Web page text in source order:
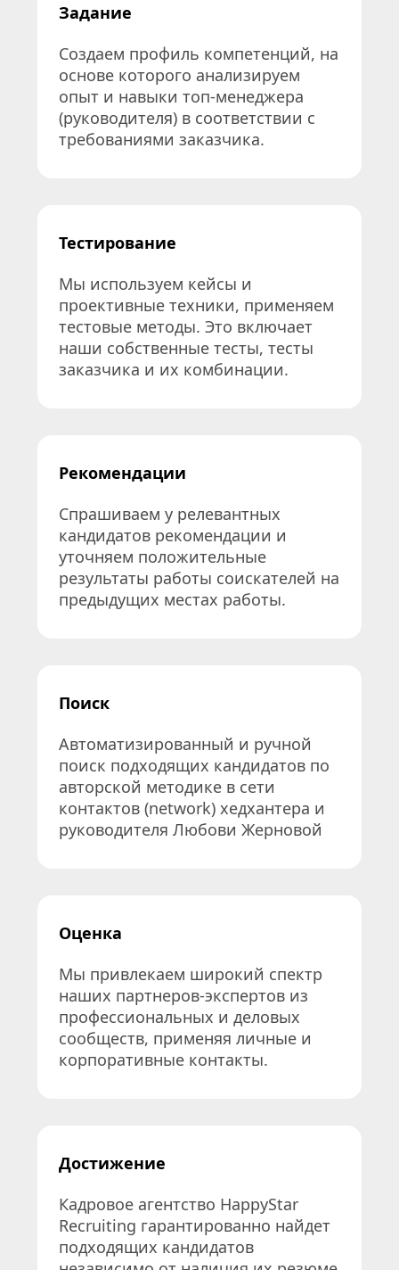
Задание
Создаем профиль компетенций, на
основе которого анализируем
опыт и навыки топ-менеджера
(руководителя) в соответствии с
требованиями заказчика.
Тестирование
Мы используем кейсы и
проективные техники, применяем
тестовые методы. Это включает
наши собственные тесты, тесты
заказчика и их комбинации.
Рекомендации
Спрашиваем у релевантных
кандидатов рекомендации и
уточняем положительные
результаты работы соискателей на
предыдущих местах работы.
Поиск
Автоматизированный и ручной
поиск подходящих кандидатов по
авторской методике в сети
контактов (network) хедхантера и
руководителя Любови Жерновой
Оценка
Мы привлекаем широкий спектр
наших партнеров-экспертов из
профессиональных и деловых
сообществ, применяя личные и
корпоративные контакты.
Достижение
Кадровое агентство HappyStar
Recruiting гарантированно найдет
подходящих кандидатов